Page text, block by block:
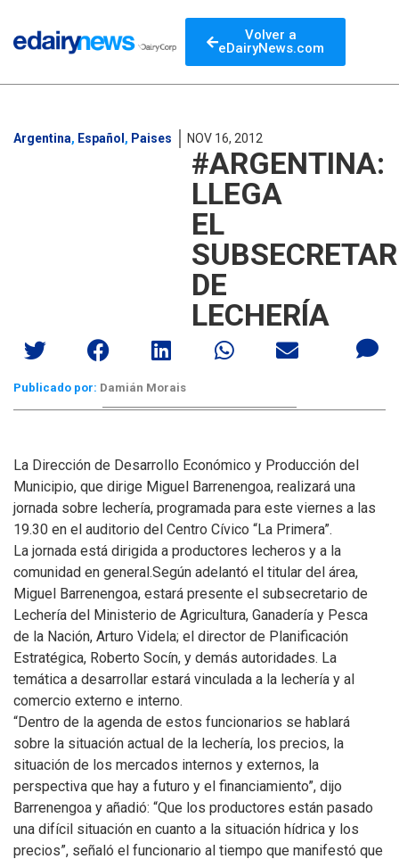
Volver a
eDairyNews.com
Argentina, Español , Paises NOV 16, 2012
#ARGENTINA:
LLEGA
EL
DE
LECHERÍA
Publicado por: Damián Morais
La Dirección de Desarrollo Económico y Producción del
Municipio, que dirige Miguel Barrenengoa, realizará una
jornada sobre lechería, programada para este viernes a las
19.30 en el auditorio del Centro Cívico “La Primera”.
La jornada está dirigida a productores lecheros y a la
comunidad en general.Según adelantó el titular del área,
Miguel Barrenengoa, estará presente el subsecretario de
Lechería del Ministerio de Agricultura, Ganadería y Pesca
de la Nación, Arturo Videla; el director de Planificación
Estratégica, Roberto Socín, y demás autoridades. La
temática a desarrollar estará vinculada a la lechería y al
comercio externo e interno.
“Dentro de la agenda de estos funcionarios se hablará
sobre la situación actual de la lechería, los precios, la
situación de los mercados internos y externos, la
perspectiva que hay a futuro y el financiamiento”, dijo
Barrenengoa y añadió: “Que los productores están pasado
una difícil situación en cuanto a la situación hídrica y los
precios”, señaló el funcionario al tiempo que manifestó que